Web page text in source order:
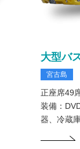
大型バ
宮古島
正座席49
装備：
器、冷蔵